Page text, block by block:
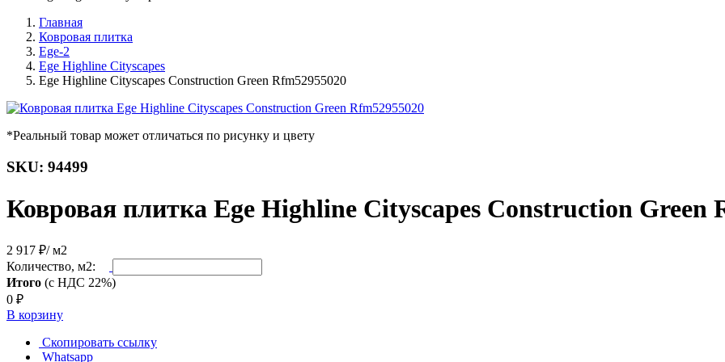
Главная
Ковровая плитка
Ege-2
Ege Highline Cityscapes
Ege Highline Cityscapes Construction Green Rfm52955020
*Реальный товар может отличаться по рисунку и цвету
SKU: 94499
Ковровая плитка Ege Highline Cityscapes Construction Green
2 917 ₽/ м2
Количество, м2:
Итого (с НДС 22%)
0 ₽
В корзину
Скопировать ссылку
Whatsapp